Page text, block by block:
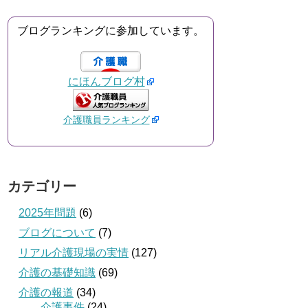
ブログランキングに参加しています。
にほんブログ村
介護職員ランキング
カテゴリー
2025年問題 (6)
ブログについて (7)
リアル介護現場の実情 (127)
介護の基礎知識 (69)
介護の報道 (34)